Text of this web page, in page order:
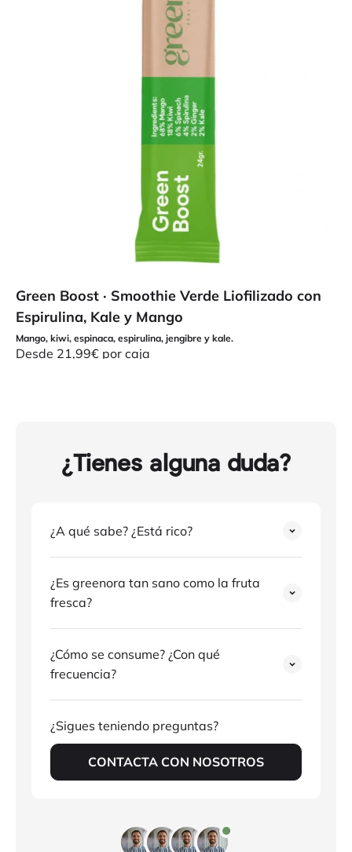
Green Boost · Smoothie Verde Liofilizado con
Espirulina, Kale y Mango
Mango, kiwi, espinaca, espirulina, jengibre y kale.
Precio de oferta
Desde 21,99€ por caja
PROBAR
¿Tienes alguna duda?
¿A qué sabe? ¿Está rico?
¿Es greenora tan sano como la fruta
fresca?
¿Cómo se consume? ¿Con qué
frecuencia?
¿Sigues teniendo preguntas?
CONTACTA CON NOSOTROS